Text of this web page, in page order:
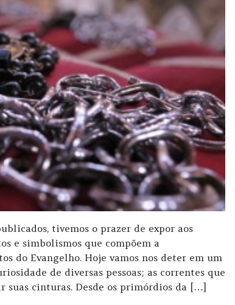
tivemos o prazer de expor aos
e simbolismos que compõem a
do Evangelho. Hoje vamos nos deter em um
de diversas pessoas; as correntes que
cinturas. Desde os primórdios da […]